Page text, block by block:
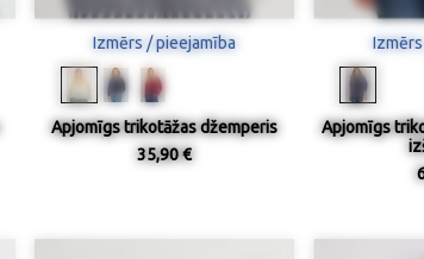
Izmērs / pieejamība
Apjomīgs trikotāžas džemperis
35,90 €
Apjomīgs